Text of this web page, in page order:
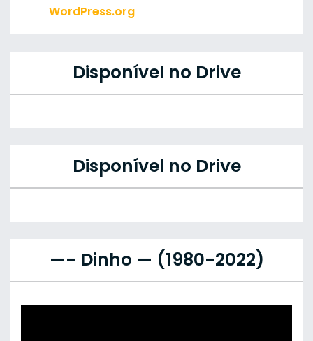
WordPress.org
Disponível no Drive
Disponível no Drive
—- Dinho — (1980-2022)